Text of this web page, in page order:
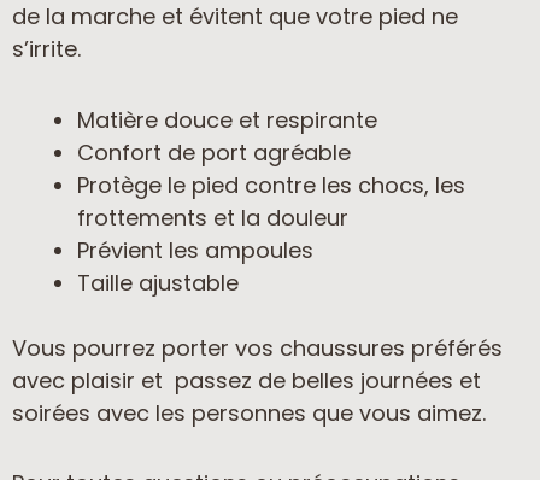
de la marche et évitent que votre pied ne
s’irrite.
Matière douce et respirante
Confort de port agréable
Protège le pied contre les chocs, les
frottements et la douleur
Prévient les ampoules
Taille ajustable
Vous pourrez porter vos chaussures préférés
avec plaisir et passez de belles journées et
soirées avec les personnes que vous aimez.